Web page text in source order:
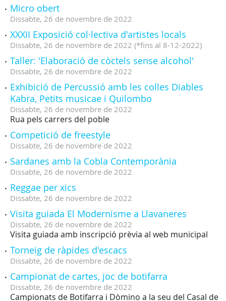
Micro obert
Dissabte, 26 de novembre de 2022
XXXII Exposició col·lectiva d'artistes locals
Dissabte, 26 de novembre de 2022 (*fins al 8-12-2022)
Taller: 'Elaboració de còctels sense alcohol'
Dissabte, 26 de novembre de 2022
Exhibició de Percussió amb les colles Diables
Kabra, Petits musicae i Quilombo
Dissabte, 26 de novembre de 2022
Rua pels carrers del poble
Competició de freestyle
Dissabte, 26 de novembre de 2022
Sardanes amb la Cobla Contemporània
Dissabte, 26 de novembre de 2022
Reggae per xics
Dissabte, 26 de novembre de 2022
Visita guiada El Modernisme a Llavaneres
Dissabte, 26 de novembre de 2022
Visita guiada amb inscripció prèvia al web municipal
Torneig de ràpides d'escacs
Dissabte, 26 de novembre de 2022
Campionat de cartes, joc de botifarra
Dissabte, 26 de novembre de 2022
Campionats de Botifarra i Dòmino a la seu del Casal de